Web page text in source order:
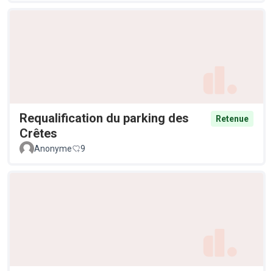
Requalification du parking des
Crêtes
Retenue
Anonyme 9